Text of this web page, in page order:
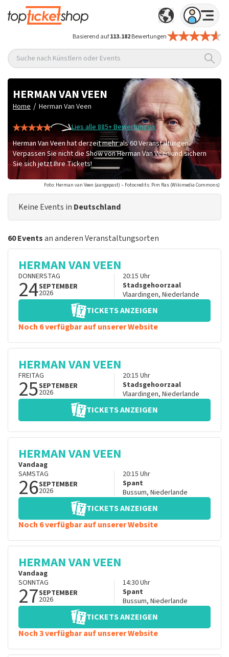
Basierend auf113.182Bewertungen
Suche nach Künstlern oder Events
HERMAN VAN VEEN
Home / Herman Van Veen
Lies alle 885+ Bewertungen
Herman Van Veen hat derzeit mehr als 60 Veranstaltungen.
Verpassen Sie nicht die Show von Herman Van Veen und sichern
Sie sich jetzt Ihre Tickets!
Foto: Herman van Veen (aangepast) – Fotocredits: Pim Ras (Wikimedia Commons)
Keine Events in Deutschland
60 Eventsan anderen Veranstaltungsorten
HERMAN VAN VEEN
DONNERSTAG
24SEPTEMBER
2026
20:15 Uhr
Stadsgehoorzaal
Vlaardingen, Niederlande
TICKETS ANZEIGEN
Noch 6 verfügbar auf unserer Website
HERMAN VAN VEEN
FREITAG
25SEPTEMBER
2026
20:15 Uhr
Stadsgehoorzaal
Vlaardingen, Niederlande
TICKETS ANZEIGEN
HERMAN VAN VEEN
Vandaag
SAMSTAG
26SEPTEMBER
2026
20:15 Uhr
Spant
Bussum, Niederlande
TICKETS ANZEIGEN
Noch 6 verfügbar auf unserer Website
HERMAN VAN VEEN
Vandaag
SONNTAG
27SEPTEMBER
2026
14:30Uhr
Spant
Bussum, Niederlande
TICKETS ANZEIGEN
Noch 3 verfügbar auf unserer Website